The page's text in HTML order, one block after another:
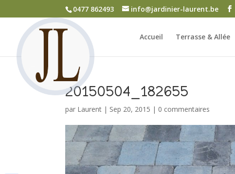
0477 862493 info@jardinier-laurent.be
Accueil Terrasse & Allée
20150504_182655
par Laurent | Sep 20, 2015 | 0 commentaires